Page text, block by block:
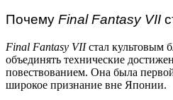
Почему Final Fantasy VII
Final Fantasy VIIстал культовым
объединять технические
повествованием. Она была
широкое признание вне Японии.